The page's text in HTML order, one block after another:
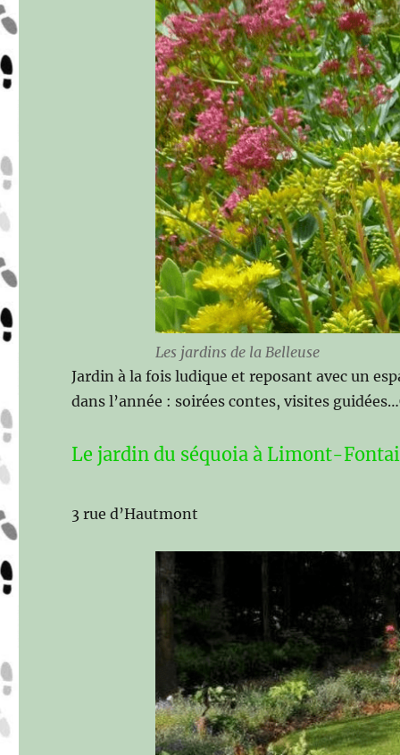
Les jardins de la Belleuse
Jardin à la fois ludique et reposant avec un
dans l’année : soirées contes, visites
Le jardin du séquoia à Limont-
3 rue d’Hautmont